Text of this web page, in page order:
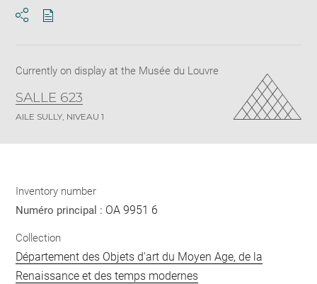
Currently on display at the Musée du Louvre
SALLE 623
AILE SULLY, NIVEAU 1
Inventory number
Numéro principal : OA 9951 6
Collection
Département des Objets d'art du Moyen Age, de la
Renaissance et des temps modernes